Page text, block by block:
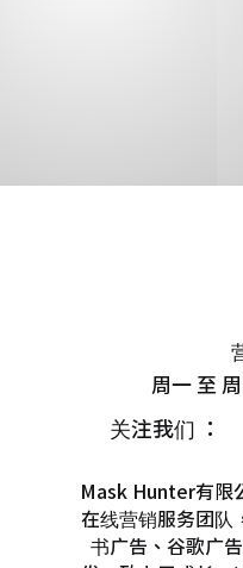
周一 至
关注我们 ：
Mask Hunter有限
在线营销服务团队
书广告、谷歌广